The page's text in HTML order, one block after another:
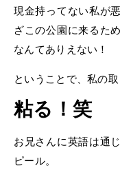
現金持ってない私が
ざこの公園に来るた
なんてありえない！
ということで、私の取
粘る！笑
お兄さんに英語は通
ピール。